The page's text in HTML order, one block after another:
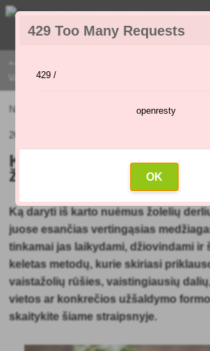
429 Too Many Requests
429 /
openresty
OK
+421 915 420 295 | PIRMADIENIAIS -
VAL
Naujienos Kaip išdžiovinti arba užšaldyti žoleles
26.12.2020 (Originalus straipsnis: 21.12.2020)
Kaip išdžiovinti arba
žoleles žiemai?
Ką daryti iš karto nuėmus žolelių
juose esančias vertingąsias
tinkamai jas laikydami, džiovindami ir
keletas metodų, kurie skiriasi
vaistažolių rūšies, vaistingiausių
vietos ar konkrečios užšaldymo
skaitykite šiame straipsnyje.